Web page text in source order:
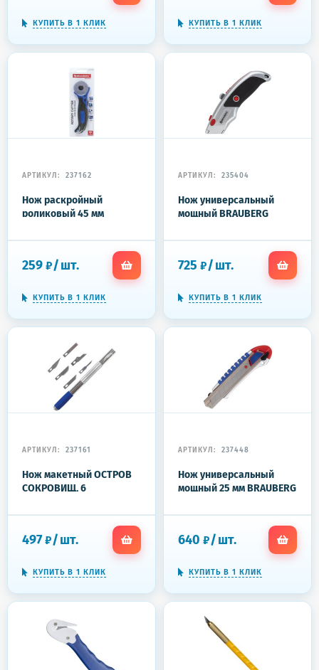
КУПИТЬ В 1 КЛИК КУПИТЬ В 1 КЛИК
АРТИКУЛ: 237162
Нож раскройный
роликовый 45 мм
лезвие, резиновые
259 ₽/шт.
КУПИТЬ В 1 КЛИК
АРТИКУЛ: 235404
Нож универсальный
мощный BRAUBERG
комплекте, фиксатор,
725 ₽/шт.
КУПИТЬ В 1 КЛИК
АРТИКУЛ: 237161
Нож макетный ОСТРОВ
СОКРОВИЩ, 6
металл, пластиковый
497 ₽/шт.
КУПИТЬ В 1 КЛИК
АРТИКУЛ: 237448
Нож универсальный
мощный 25 мм BRAUBERG
металлический корпус,
640 ₽/шт.
КУПИТЬ В 1 КЛИК